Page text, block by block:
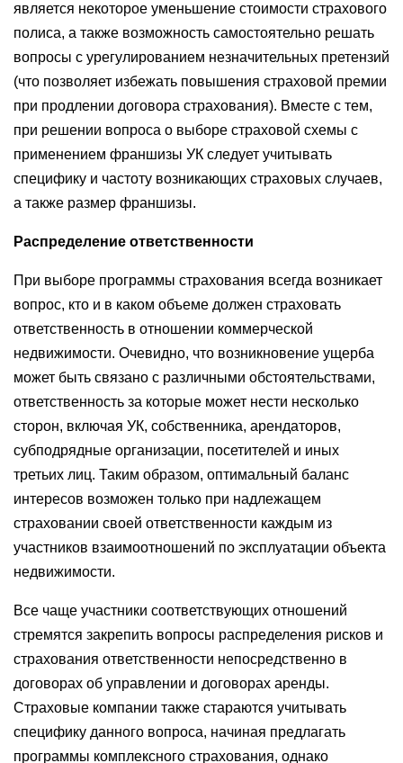
является некоторое уменьшение стоимости страхового
полиса, а также возможность самостоятельно решать
вопросы с урегулированием незначительных претензий
(что позволяет избежать повышения страховой премии
при продлении договора страхования). Вместе с тем,
при решении вопроса о выборе страховой схемы с
применением франшизы УК следует учитывать
специфику и частоту возникающих страховых случаев,
а также размер франшизы.
Распределение ответственности
При выборе программы страхования всегда возникает
вопрос, кто и в каком объеме должен страховать
ответственность в отношении коммерческой
недвижимости. Очевидно, что возникновение ущерба
может быть связано с различными обстоятельствами,
ответственность за которые может нести несколько
сторон, включая УК, собственника, арендаторов,
субподрядные организации, посетителей и иных
третьих лиц. Таким образом, оптимальный баланс
интересов возможен только при надлежащем
страховании своей ответственности каждым из
участников взаимоотношений по эксплуатации объекта
недвижимости.
Все чаще участники соответствующих отношений
стремятся закрепить вопросы распределения рисков и
страхования ответственности непосредственно в
договорах об управлении и договорах аренды.
Страховые компании также стараются учитывать
специфику данного вопроса, начиная предлагать
программы комплексного страхования, однако